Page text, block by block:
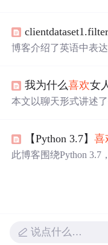
站、M站（猫耳FM）
图分享等多个领域，
博客介绍了英语中表
式或非正式场合的运用
我为什么喜欢女
本文以聊天形式讲述
人很实在，可欣赏。
【Python 3.7】喜
此博客围绕Python 3.7
说点什么…